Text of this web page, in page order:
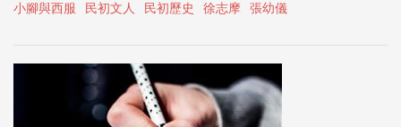
小腳與西服 民初文人 民初歷史 徐志摩 張幼儀